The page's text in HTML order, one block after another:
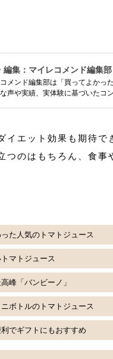
編集： マイレコメンド編集部
メンド編集部は「買ってよかっ
声や実績、実体験に基づいたコ
イエット効果も期待
つのはもちろん、食
た人気のトマトジュース
マトジュース
峰「バンビーノ」
ボトルのトマトジュース
でギフトにもおすすめ